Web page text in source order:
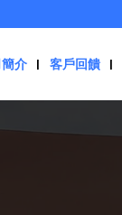
介 客戶回饋